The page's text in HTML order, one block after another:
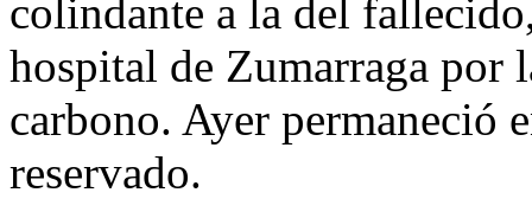
colindante a la del
hospital de Zumarraga por
carbono. Ayer permaneció
reservado.